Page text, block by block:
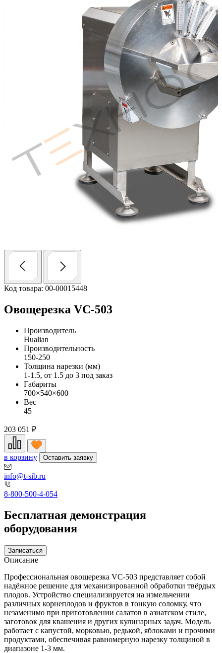
Код товара: 00-00015448
Овощерезка VC-503
Производитель
Hualian
Производительность
150-250
Толщина нарезки (мм)
1-1.5, от 1.5 до 3 под заказ
Габариты
700×540×600
Вес
45
203 051 ₽
в корзину Оставить заявку
info@t-sib.ru
8-800-500-4-054
Бесплатная демонстрация
оборудования
Записаться
Описание
Профессиональная овощерезка VC-503 представляет собой
надёжное решение для механизированной обработки твёрдых
плодов. Устройство специализируется на измельчении
различных корнеплодов и фруктов в тонкую соломку, что
незаменимо при приготовлении салатов в азиатском стиле,
заготовок для квашения и других кулинарных задач. Модель
работает с капустой, морковью, редькой, яблоками и прочими
продуктами, обеспечивая равномерную нарезку толщиной в
диапазоне 1-3 мм.